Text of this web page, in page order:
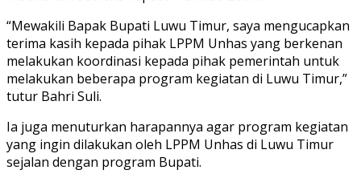
“Mewakili Bapak Bupati Luwu Timur, saya mengucapkan
terima kasih kepada pihak LPPM Unhas yang berkenan
melakukan koordinasi kepada pihak pemerintah untuk
melakukan beberapa program kegiatan di Luwu Timur,”
tutur Bahri Suli.
Ia juga menuturkan harapannya agar program kegiatan
yang ingin dilakukan oleh LPPM Unhas di Luwu Timur
sejalan dengan program Bupati.